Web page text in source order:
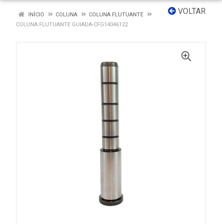
VOLTAR
INÍCIO COLUNA
COLUNA FLUTUANTE
COLUNA FLUTUANTE GUIADA-CFG14046122